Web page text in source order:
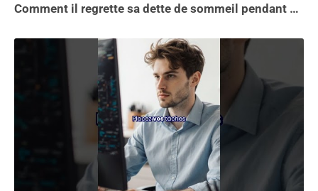
Comment il regrette sa dette de sommeil pendant 30 ans.